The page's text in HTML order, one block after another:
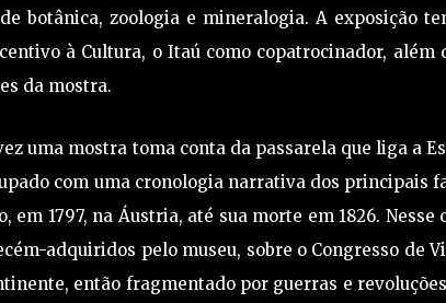
botânica, zoologia e mineralogia. A exposição
à Cultura, o Itaú como copatrocinador, além
da mostra.
uma mostra toma conta da passarela que liga a
com uma cronologia narrativa dos principais
em 1797, na Áustria, até sua morte em 1826.
adquiridos pelo museu, sobre o Congresso de
então fragmentado por guerras e